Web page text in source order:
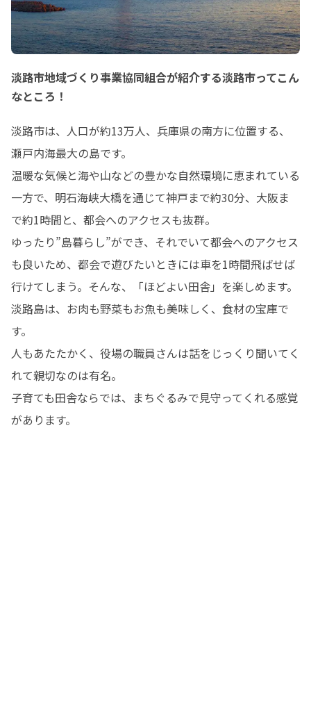
淡路市地域づくり事業協同組合が紹介する淡路市ってこん
なところ！
淡路市は、人口が約13万人、兵庫県の南方に位置する、
瀬戸内海最大の島です。
温暖な気候と海や山などの豊かな自然環境に恵まれている
一方で、明石海峡大橋を通じて神戸まで約30分、大阪ま
で約1時間と、都会へのアクセスも抜群。
ゆったり”島暮らし”ができ、それでいて都会へのアクセス
も良いため、都会で遊びたいときには車を1時間飛ばせば
行けてしまう。そんな、「ほどよい田舎」を楽しめます。
淡路島は、お肉も野菜もお魚も美味しく、食材の宝庫で
す。
人もあたたかく、役場の職員さんは話をじっくり聞いてく
れて親切なのは有名。
子育ても田舎ならでは、まちぐるみで見守ってくれる感覚
があります。